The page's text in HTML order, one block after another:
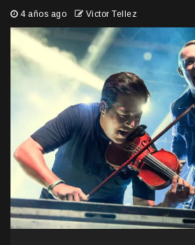
4 años ago Victor Tellez